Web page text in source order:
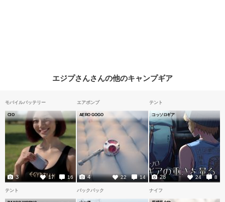
エジプさんさんの他のキャンプギア
モバイルバッテリー
CIO
17 16
3
エアポンプ
AERO GOGO
22 14
4
テント
コッソロギア
24 8
28
テント バックパック ナイフ